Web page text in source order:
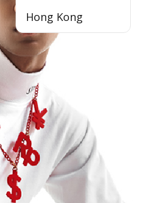
Hong Kong